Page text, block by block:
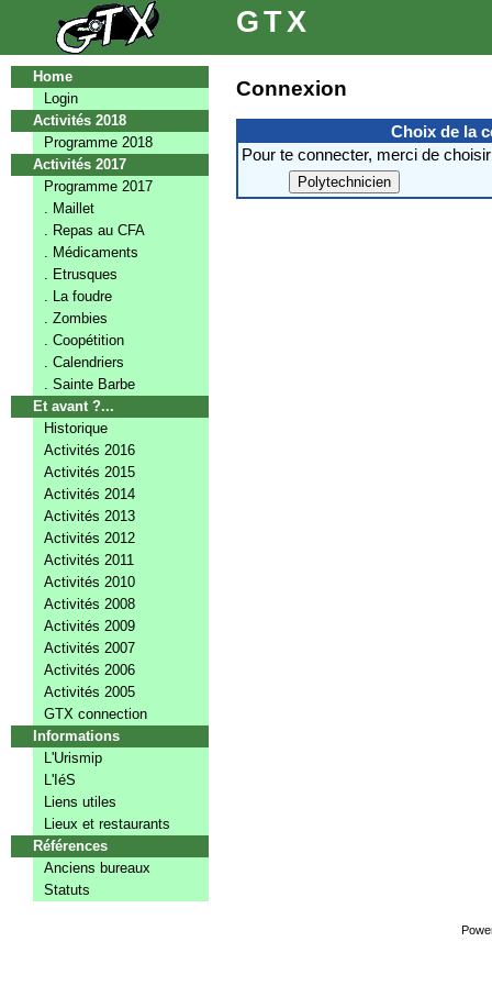
GTX
Home
Login
Activités 2018
Programme 2018
Activités 2017
Programme 2017
. Maillet
. Repas au CFA
. Médicaments
. Etrusques
. La foudre
. Zombies
. Coopétition
. Calendriers
. Sainte Barbe
Et avant ?...
Historique
Activités 2016
Activités 2015
Activités 2014
Activités 2013
Activités 2012
Activités 2011
Activités 2010
Activités 2008
Activités 2009
Activités 2007
Activités 2006
Activités 2005
GTX connection
Informations
L'Urismip
L'IéS
Liens utiles
Lieux et restaurants
Références
Anciens bureaux
Statuts
Connexion
Choix de la
Pour te connecter, merci de